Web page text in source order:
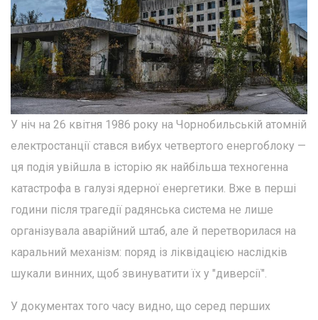
У ніч на 26 квітня 1986 року на Чорнобильській атомній
електростанції стався вибух четвертого енергоблоку —
ця подія увійшла в історію як найбільша техногенна
катастрофа в галузі ядерної енергетики. Вже в перші
години після трагедії радянська система не лише
організувала аварійний штаб, але й перетворилася на
каральний механізм: поряд із ліквідацією наслідків
шукали винних, щоб звинуватити їх у "диверсії".
У документах того часу видно, що серед перших